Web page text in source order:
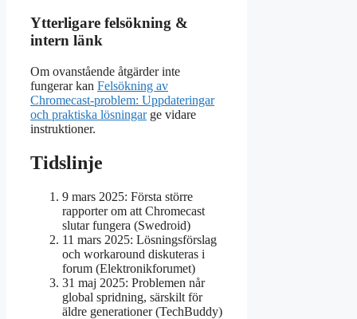
Ytterligare felsökning &
intern länk
Om ovanstående åtgärder inte
fungerar kan Felsökning av
Chromecast-problem: Uppdateringar
och praktiska lösningarge vidare
instruktioner.
Tidslinje
9 mars 2025: Första större
rapporter om att Chromecast
slutar fungera (Swedroid)
11 mars 2025: Lösningsförslag
och workaround diskuteras i
forum (Elektronikforumet)
31 maj 2025: Problemen når
global spridning, särskilt för
äldre generationer (TechBuddy)